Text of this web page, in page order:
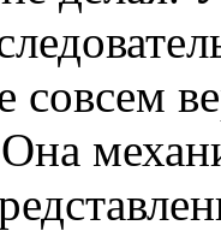
совсем